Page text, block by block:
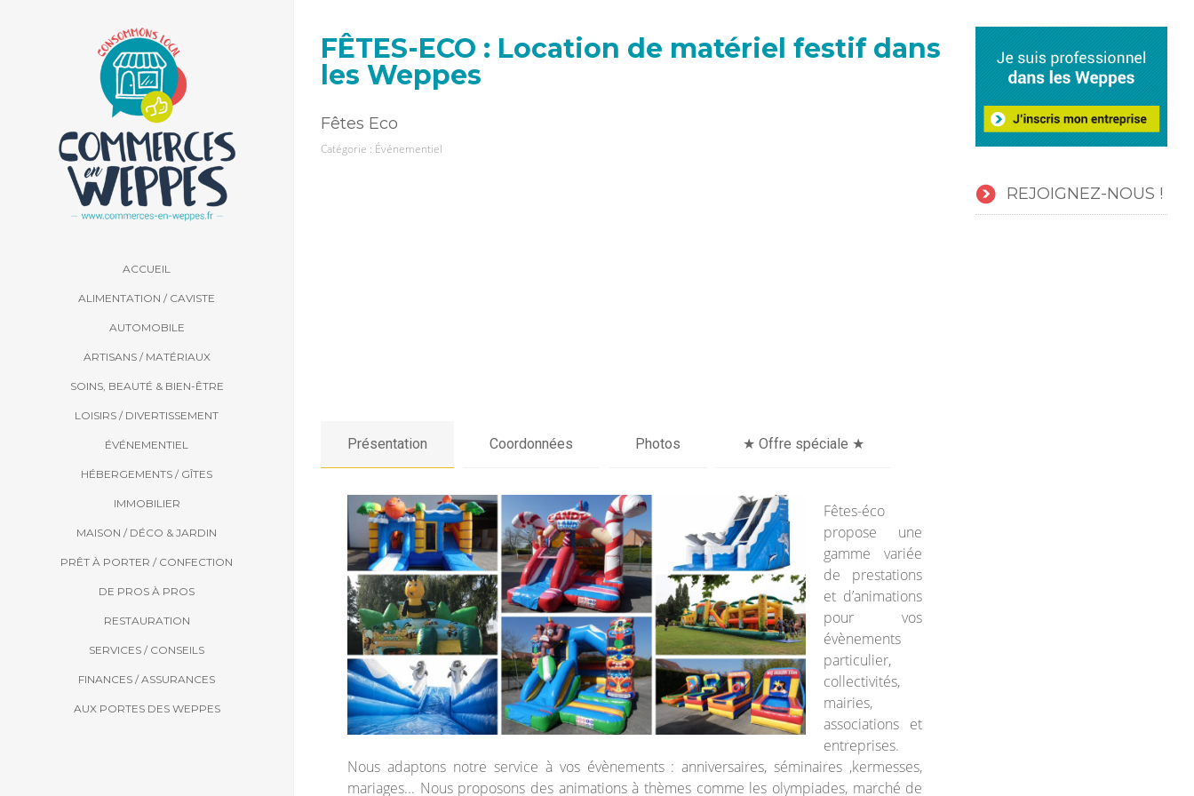
ACCUEIL
ALIMENTATION / CAVISTE
AUTOMOBILE
ARTISANS / MATÉRIAUX
SOINS, BEAUTÉ & BIEN-ÊTRE
LOISIRS / DIVERTISSEMENT
ÉVÉNEMENTIEL
HÉBERGEMENTS / GÎTES
IMMOBILIER
MAISON / DÉCO & JARDIN
PRÊT À PORTER / CONFECTION
DE PROS À PROS
RESTAURATION
SERVICES / CONSEILS
FINANCES / ASSURANCES
AUX PORTES DES WEPPES
FÊTES-ECO : Location de matériel festif dans
les Weppes
Fêtes Eco
Catégorie : Événementiel
Présentation Coordonnées Photos ★ Offre spéciale ★
Fêtes-éco
propose une
gamme variée
de prestations
et d’animations
pour vos
évènements
particulier,
collectivités,
mairies,
associations et
entreprises.
Nous adaptons notre service à vos évènements : anniversaires, séminaires ,kermesses,
mariages... Nous proposons des animations à thèmes comme les olympiades, marché de
REJOIGNEZ-NOUS !